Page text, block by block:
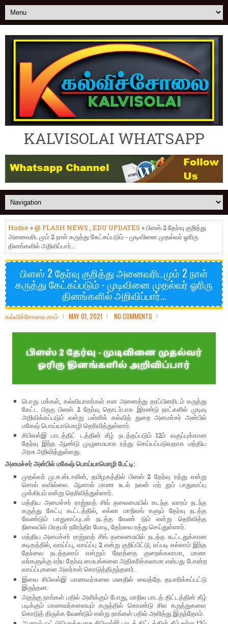
KALVISOLAI WHATSAPP
Home »@ FLASH NEWS , EDU UPDATES » பிளஸ் 2 தேர்வு குறித்து
அனைவரிடமும் 2 நாள் கருத்து கேட்கப்படும் - முடிவினை முதல்வர் ஓரிரு
தினங்களில் அறிவிப்பார்...
பிளஸ் 2 தேர்வு குறித்து அனைவரிடமும் 2 நாள்
கருத்து கேட்கப்படும் - முடிவினை முதல்வர் ஓரிரு
தினங்களில் அறிவிப்பார்...
கல்விச்சோலை.காம் MAY 01, 2021 NO COMMENTS
பொது மக்கள், கல்வியாளர்கள் என அனைத்து தரப்பினரிடம் கருத்து
கேட்ட பிறகு பிளஸ் 2 தேர்வு தொடர்பாக இரண்டு நாட்களில் முடிவு
அறிவிக்கப்படும் என்று பள்ளிக் கல்வித் துறை அமைச்சர் அன்பில்
மகேஷ் பொய்யாமொழி தெரிவித்துள்ளார்.
சிபிஎஸ்இ பாடத்திட் டத்தின் கீழ் நடத்தப்படும் 12ம் வகுப்புக்கான
தேர்வு இந்த ஆண்டு முழுமையாக ரத்து செய்யப்படுவதாக மத்திய
அரசு அறிவித்துள்ளது.
அமைச்சர் அன்பில் மகேஷ் பொய்யாமொழி பேட்டி:
முதல்வர் மு.க.ஸ்டாலின், தமிழகத்தில் பிளஸ் 2 தேர்வு ரத்து என்று
சொல் லவில்லை. ஆனால் மாண உடல் நலன் மற் றும் பாதுகாப்பு
முக்கியம் என்று தெரிவித்துள்ளார்.
மத்திய அமைச்சர் ராஜ்நாத் சிங் தலைமையில் கடந்த வாரம் நடந்த
கருத்து கேட்பு கூட்டத்தில், எல்லா மாநிலங் களும் தேர்வு நடத்த
வேண்டும் பாதுகாப்புடன் நடத்த வேண் டும் என்று தெரிவித்த
நிலையில் பிரதமர் நரேந்திர மோடி, தேர்வை ரத்து செய்துள்ளார்.
மத்திய அமைச்சர் ராஜ்நாத் சிங் தலைமையில் நடத்த கூட்டதுக்கான
கடிதத்தில், வாய்ப்பு, வாய்ப்பு 2 என்று குறிப்பிட்டு, எப்படி எல்லாம் இந்த
தேர்வை நடத்தலாம் என்றும் நேரத்தை குறைக்கலாமா, மாண
வர்களுக்கு ஏற்ப தேர்வு மையங்களை அதிகரிக்கலாமா என்பது போன்ற
வாய்ப்புகளை அவர்கள் கொடுத்திருந்தனர்.
இவை சிபிஎஸ்இ மாணவர்களை மனதில் வைத்தே தயாரிக்கப்பட்டு
இருந்தன.
அதற்கு நாங்கள் பதில் அளிக்கும் போது, மாநில பாடத் திட்டத்தின் கீழ்
படிக்கும் மாணவர்களையும் கருத்தில் கொண்டு சில கருத்துகளை
கொடுத் திருக்க வேண்டும் என்று நாங்கள் பதில் அளித்து இருந்தோம்.